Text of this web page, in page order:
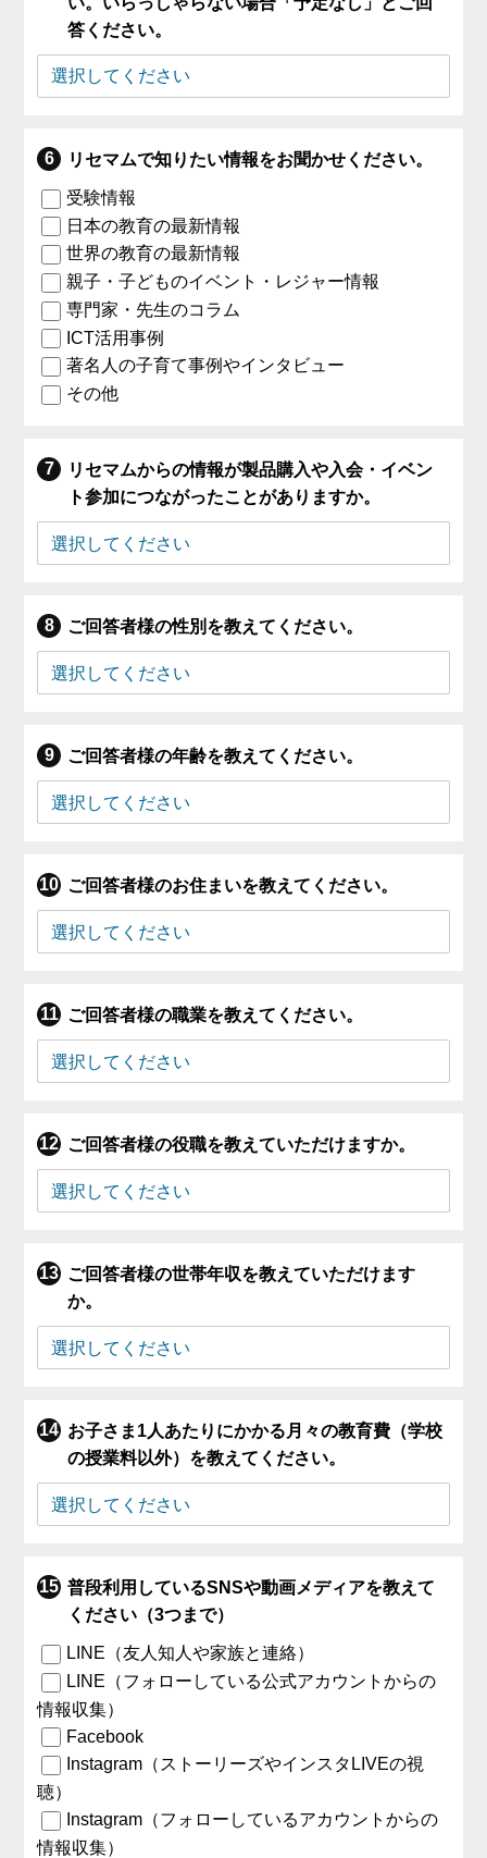
答ください。
リセマムで知りたい情報をお聞かせください。
受験情報
日本の教育の最新情報
世界の教育の最新情報
親子・子どものイベント・レジャー情報
専門家・先生のコラム
ICT活用事例
著名人の子育て事例やインタビュー
その他
リセマムからの情報が製品購入や入会・イベン
ト参加につながったことがありますか。
ご回答者様の性別を教えてください。
ご回答者様の年齢を教えてください。
ご回答者様のお住まいを教えてください。
ご回答者様の職業を教えてください。
ご回答者様の役職を教えていただけますか。
ご回答者様の世帯年収を教えていただけます
か。
お子さま1人あたりにかかる月々の教育費（学校
の授業料以外）を教えてください。
普段利用しているSNSや動画メディアを教えて
ください（3つまで）
LINE（友人知人や家族と連絡）
LINE（フォローしている公式アカウントからの
情報収集）
Facebook
Instagram（ストーリーズやインスタLIVEの視
聴）
Instagram（フォローしているアカウントからの
情報収集）